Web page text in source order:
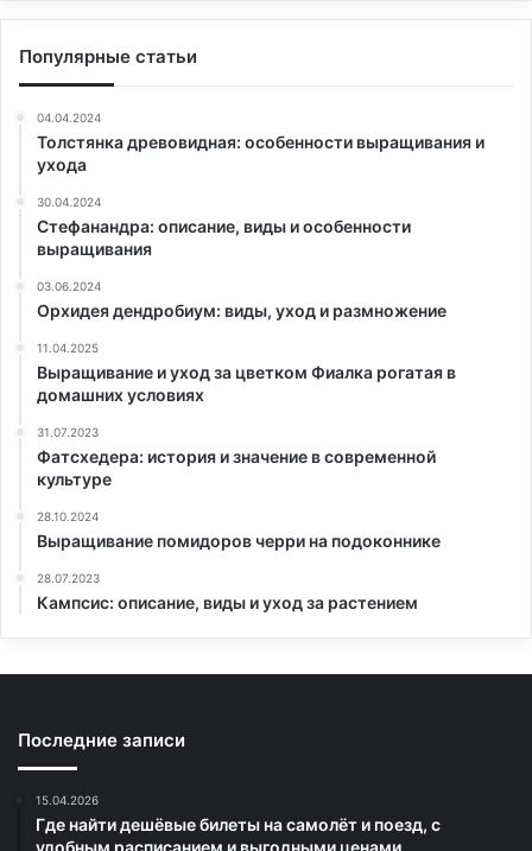
Популярные статьи
04.04.2024
Толстянка древовидная: особенности выращивания и
ухода
30.04.2024
Стефанандра: описание, виды и особенности
выращивания
03.06.2024
Орхидея дендробиум: виды, уход и размножение
11.04.2025
Выращивание и уход за цветком Фиалка рогатая в
домашних условиях
31.07.2023
Фатсхедера: история и значение в современной
культуре
28.10.2024
Выращивание помидоров черри на подоконнике
28.07.2023
Кампсис: описание, виды и уход за растением
Последние записи
15.04.2026
Где найти дешёвые билеты на самолёт и поезд, с